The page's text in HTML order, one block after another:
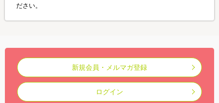
ださい。
新規会員・メルマガ登録
ログイン